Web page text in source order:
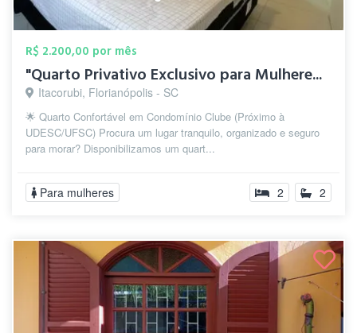
R$ 2.200,00 por mês
"Quarto Privativo Exclusivo para Mulhere...
Itacorubi, Florianópolis - SC
🌟 Quarto Confortável em Condomínio Clube (Próximo à
UDESC/UFSC) Procura um lugar tranquilo, organizado e seguro
para morar? Disponibilizamos um quart...
Para mulheres 2 2